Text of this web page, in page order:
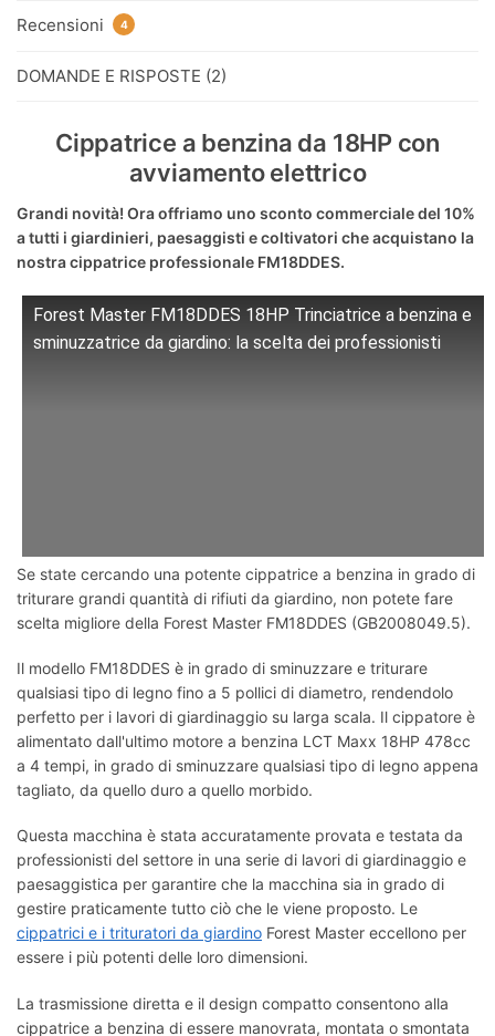
Recensioni 4
DOMANDE E RISPOSTE (2)
Cippatrice a benzina da 18HP con
avviamento elettrico
Grandi novità! Ora offriamo uno sconto commerciale del 10%
a tutti i giardinieri, paesaggisti e coltivatori che acquistano la
nostra cippatrice professionale FM18DDES.
Forest Master FM18DDES 18HP Trinciatrice a benzina e
sminuzzatrice da giardino: la scelta dei professionisti
Se state cercando una potente cippatrice a benzina in grado di
triturare grandi quantità di rifiuti da giardino, non potete fare
scelta migliore della Forest Master FM18DDES (GB2008049.5).
Il modello FM18DDES è in grado di sminuzzare e triturare
qualsiasi tipo di legno fino a 5 pollici di diametro, rendendolo
perfetto per i lavori di giardinaggio su larga scala. Il cippatore è
alimentato dall'ultimo motore a benzina LCT Maxx 18HP 478cc
a 4 tempi, in grado di sminuzzare qualsiasi tipo di legno appena
tagliato, da quello duro a quello morbido.
Questa macchina è stata accuratamente provata e testata da
professionisti del settore in una serie di lavori di giardinaggio e
paesaggistica per garantire che la macchina sia in grado di
gestire praticamente tutto ciò che le viene proposto. Le
cippatrici e i trituratori da giardino Forest Master eccellono per
essere i più potenti delle loro dimensioni.
La trasmissione diretta e il design compatto consentono alla
cippatrice a benzina di essere manovrata, montata o smontata